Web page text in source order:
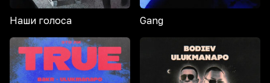
Наши голоса Gang